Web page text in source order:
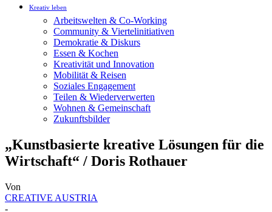
Kreativ leben
Arbeitswelten & Co-Working
Community & Viertelinitiativen
Demokratie & Diskurs
Essen & Kochen
Kreativität und Innovation
Mobilität & Reisen
Soziales Engagement
Teilen & Wiederverwerten
Wohnen & Gemeinschaft
Zukunftsbilder
„Kunstbasierte kreative Lösungen für die
Wirtschaft“ / Doris Rothauer
Von
CREATIVE AUSTRIA
-